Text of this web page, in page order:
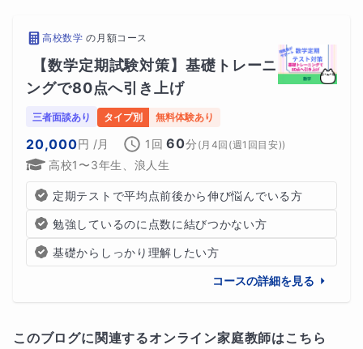
高校数学 の 月額コース
【数学定期試験対策】基礎トレーニ
ングで80点へ引き上げ
三者面談あり タイプ別 無料体験あり
20,000円 /月 1回 60分 ( 月4回(週1回目安))
高校1〜3年生、浪人生
定期テストで平均点前後から伸び悩んでいる方
勉強しているのに点数に結びつかない方
基礎からしっかり理解したい方
コースの詳細を見る
このブログに関連するオンライン家庭教師はこちら